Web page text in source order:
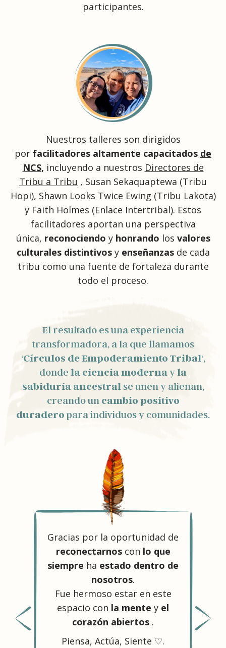
participantes.
Nuestros talleres son dirigidos
por facilitadores altamente capacitados de
NCS, incluyendo a nuestros Directores de
Tribu a Tribu , Susan Sekaquaptewa (Tribu
Hopi), Shawn Looks Twice Ewing (Tribu Lakota)
y Faith Holmes (Enlace Intertribal). Estos
facilitadores aportan una perspectiva
única, reconociendo y honrando los valores
culturales distintivosy enseñanzasde cada
tribu como una fuente de fortaleza durante
todo el proceso.
El resultado es una experiencia
transformadora, a la que llamamos
‘Círculos de Empoderamiento Tribal‘,
donde la ciencia modernayla
sabiduría ancestralse unen y alienan,
creando un cambio positivo
duradero para individuos y comunidades.
Gracias por la oportunidad de
reconectarnoscon lo que
siempre ha estado dentro de
nosotros.
Fue hermoso estar en este
espacio con la mente y el
corazón abiertos .
Piensa, Actúa, Siente ♡.